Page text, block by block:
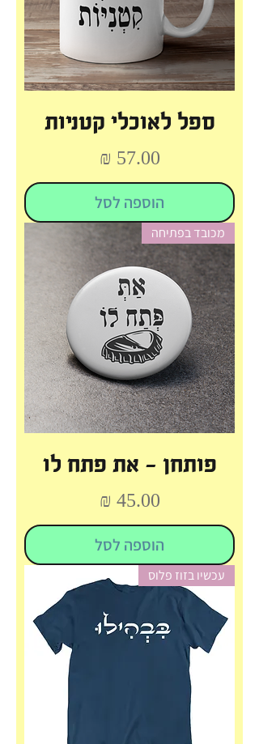
ספל לאוכלי קטניות
מחיר
הוספה לסל
מכובד בפתיחה
פותחן - את פתח לו
מחיר
הוספה לסל
עכשיו בזוז פלוס